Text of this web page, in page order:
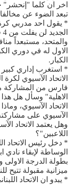
اخر ان كلما "إنحشر"
تبعد الضوء عن
* يقول احد مدربي
والمتحد، مستبعداً
الاول له في دوري
الكبار.
* استغرب إداري كبير
الاتحاد الآسيوي
فارس من المشاركة
الاهلية" وسأل هل
الاتحاد الآسيوي،
الآسيوي على
وهل يعتمد الاتحاد
اللاعبين"؟
* دخل رئيس الاتحاد
الوساطة لإبقاء
بطولة الدرجة
ميزانية مقبولة تتيح
* يبدو ان الاتحاد